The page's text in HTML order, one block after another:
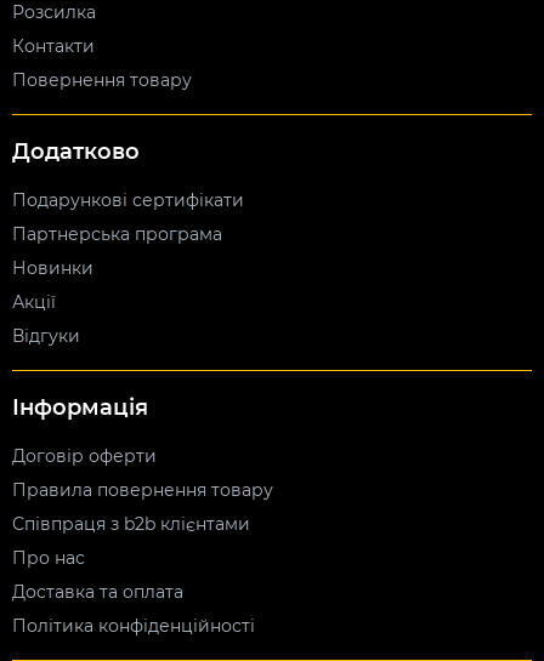
Розсилка
Контакти
Повернення товару
Додатково
Подарункові сертифікати
Партнерська програма
Новинки
Акції
Відгуки
Інформація
Договір оферти
Правила повернення товару
Співпраця з b2b клієнтами
Про нас
Доставка та оплата
Політика конфіденційності